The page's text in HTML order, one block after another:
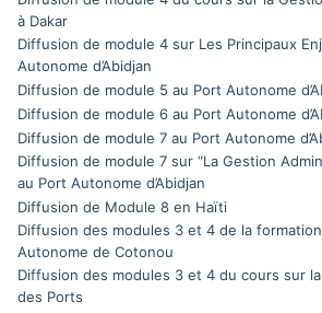
à Dakar
Diffusion de module 4 sur Les Principaux
Autonome d’Abidjan
Diffusion de module 5 au Port Autonome
Diffusion de module 6 au Port Autonome
Diffusion de module 7 au Port Autonome
Diffusion de module 7 sur “La Gestion
au Port Autonome d’Abidjan
Diffusion de Module 8 en Haïti
Diffusion des modules 3 et 4 de la
Autonome de Cotonou
Diffusion des modules 3 et 4 du cours sur
des Ports